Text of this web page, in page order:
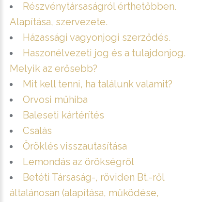
Részvénytársaságról érthetőbben.
Alapítása, szervezete.
Házassági vagyonjogi szerződés.
Haszonélvezeti jog és a tulajdonjog.
Melyik az erősebb?
Mit kell tenni, ha találunk valamit?
Orvosi műhiba
Baleseti kártérítés
Csalás
Öröklés visszautasítása
Lemondás az örökségről
Betéti Társaság-, röviden Bt.-ről
általánosan (alapítása, működése,